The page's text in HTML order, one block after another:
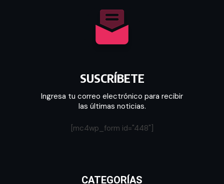
SUSCRÍBETE
Ingresa tu correo electrónico para recibir
las últimas noticias.
[mc4wp_form id="448"]
CATEGORÍAS